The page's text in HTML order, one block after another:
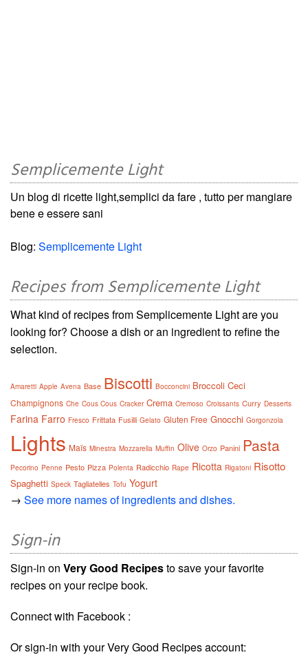
Semplicemente Light
Un blog di ricette light,semplici da fare , tutto per mangiare
bene e essere sani
Blog: Semplicemente Light
Recipes from Semplicemente Light
What kind of recipes from Semplicemente Light are you
looking for? Choose a dish or an ingredient to refine the
selection.
Amaretti Apple Avena Base Biscotti Bocconcini Broccoli Ceci
Champignons Che Cous Cous Cracker Crema Cremoso Croissants Curry Desserts
Farina Farro Fresco Frittata Fusilli Gelato Gluten Free Gnocchi Gorgonzola
Lights Maïs Minestra Mozzarella Muffin Olive Orzo Panini Pasta
Pecorino Penne Pesto Pizza Polenta Radicchio Rape Ricotta Rigatoni Risotto
Spaghetti Speck Tagliatelles Tofu Yogurt
→ See more names of ingredients and dishes.
Sign-in
Sign-in on Very Good Recipesto save your favorite
recipes on your recipe book.
Connect with Facebook :
Or sign-in with your Very Good Recipes account: